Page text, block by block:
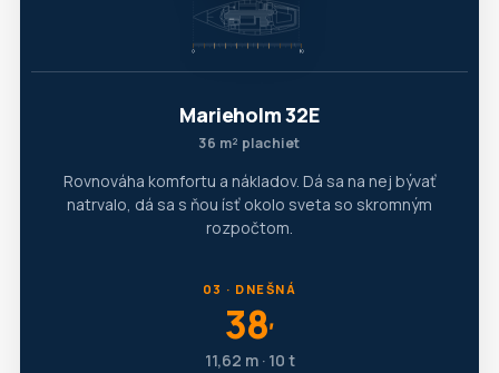
Marieholm 32E
36 m² plachiet
Rovnováha komfortu a nákladov. Dá sa na nej bývať
natrvalo, dá sa s ňou ísť okolo sveta so skromným
rozpočtom.
03 · DNEŠNÁ
38′
11,62 m · 10 t